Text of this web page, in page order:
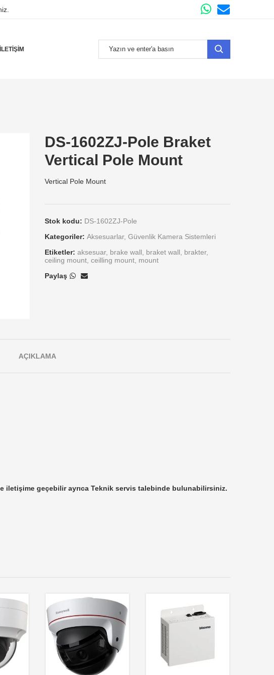
İLETIŞIM
DS-1602ZJ-Pole Braket
Vertical Pole Mount
Vertical Pole Mount
Stok kodu: DS-1602ZJ-Pole
Kategoriler: Aksesuarlar, Güvenlik Kamera Sistemleri
Etiketler: aksesuar, brake wall braket wall brakter,
ceiling mount ceilling mount mount
Paylaş
AÇIKLAMA
iletişime geçebilir ayrıca Teknik servis talebinde bulunabilirsiniz.